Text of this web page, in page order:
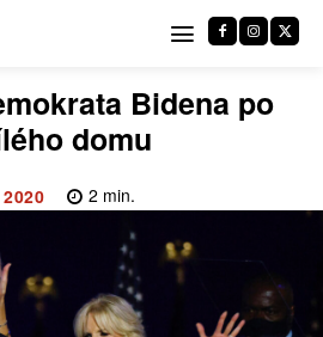
Bidena po
domu
2 min.